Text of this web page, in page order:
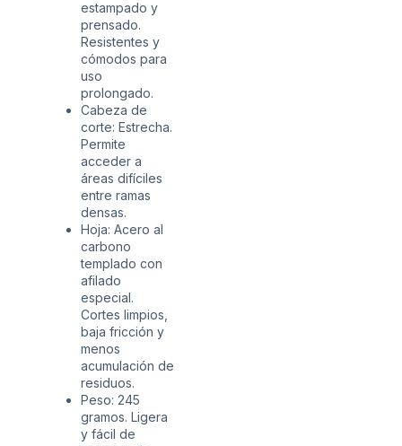
estampado y
prensado.
Resistentes y
cómodos para
uso
prolongado.
Cabeza de
corte: Estrecha.
Permite
acceder a
áreas difíciles
entre ramas
densas.
Hoja: Acero al
carbono
templado con
afilado
especial.
Cortes limpios,
baja fricción y
menos
acumulación de
residuos.
Peso: 245
gramos. Ligera
y fácil de